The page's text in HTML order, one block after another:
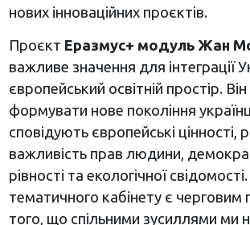
нових інноваційних проєктів.
Проєкт Еразмус+ модуль Жан
важливе значення для інтеграції
європейський освітній простір.
формувати нове покоління
сповідують європейські цінності,
важливість прав людини,
рівності та екологічної
тематичного кабінету є
того, що спільними зусиллями ми